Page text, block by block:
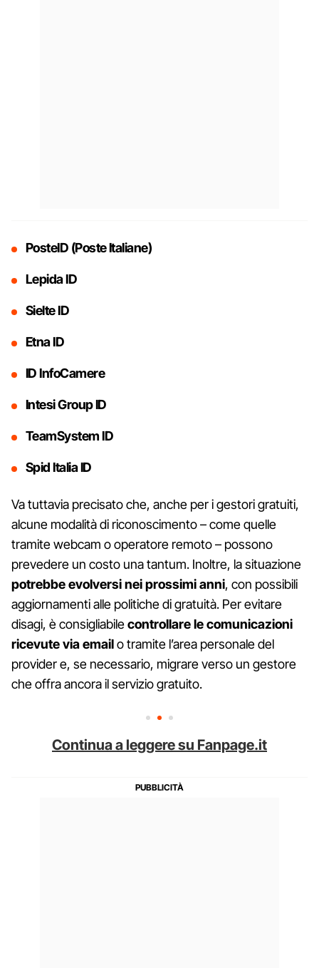
PosteID (Poste Italiane)
Lepida ID
Sielte ID
Etna ID
IDInfoCamere
Intesi Group ID
TeamSystem ID
Spid Italia ID
Va tuttavia precisato che, anche per i gestori gratuiti,
alcune modalità di riconoscimento – come quelle
tramite webcam o operatore remoto – possono
prevedere un costo una tantum. Inoltre, la situazione
potrebbe evolversi nei prossimi anni, con possibili
aggiornamenti alle politiche di gratuità. Per evitare
disagi, è consigliabilecontrollare le comunicazioni
ricevute via emailo tramite l’area personale del
provider e, se necessario, migrare verso un gestore
che offra ancora il servizio gratuito.
Continua a leggere su Fanpage.it